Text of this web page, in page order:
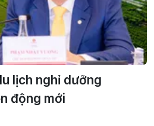
lịch nghỉ dưỡng
động mới